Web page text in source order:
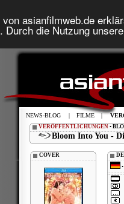
asianfilmweb.de
Durch die Nutzung
NEWS-BLOG | FILME |
VERÖFFENTLICHUNGEN •
Bloom Into You -
COVER
•